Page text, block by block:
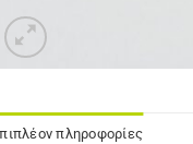
πληροφορίες